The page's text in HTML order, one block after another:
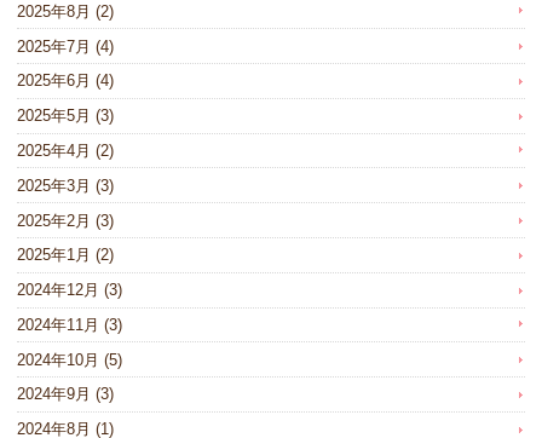
2025年8月 (2)
2025年7月 (4)
2025年6月 (4)
2025年5月 (3)
2025年4月 (2)
2025年3月 (3)
2025年2月 (3)
2025年1月 (2)
2024年12月 (3)
2024年11月 (3)
2024年10月 (5)
2024年9月 (3)
2024年8月 (1)